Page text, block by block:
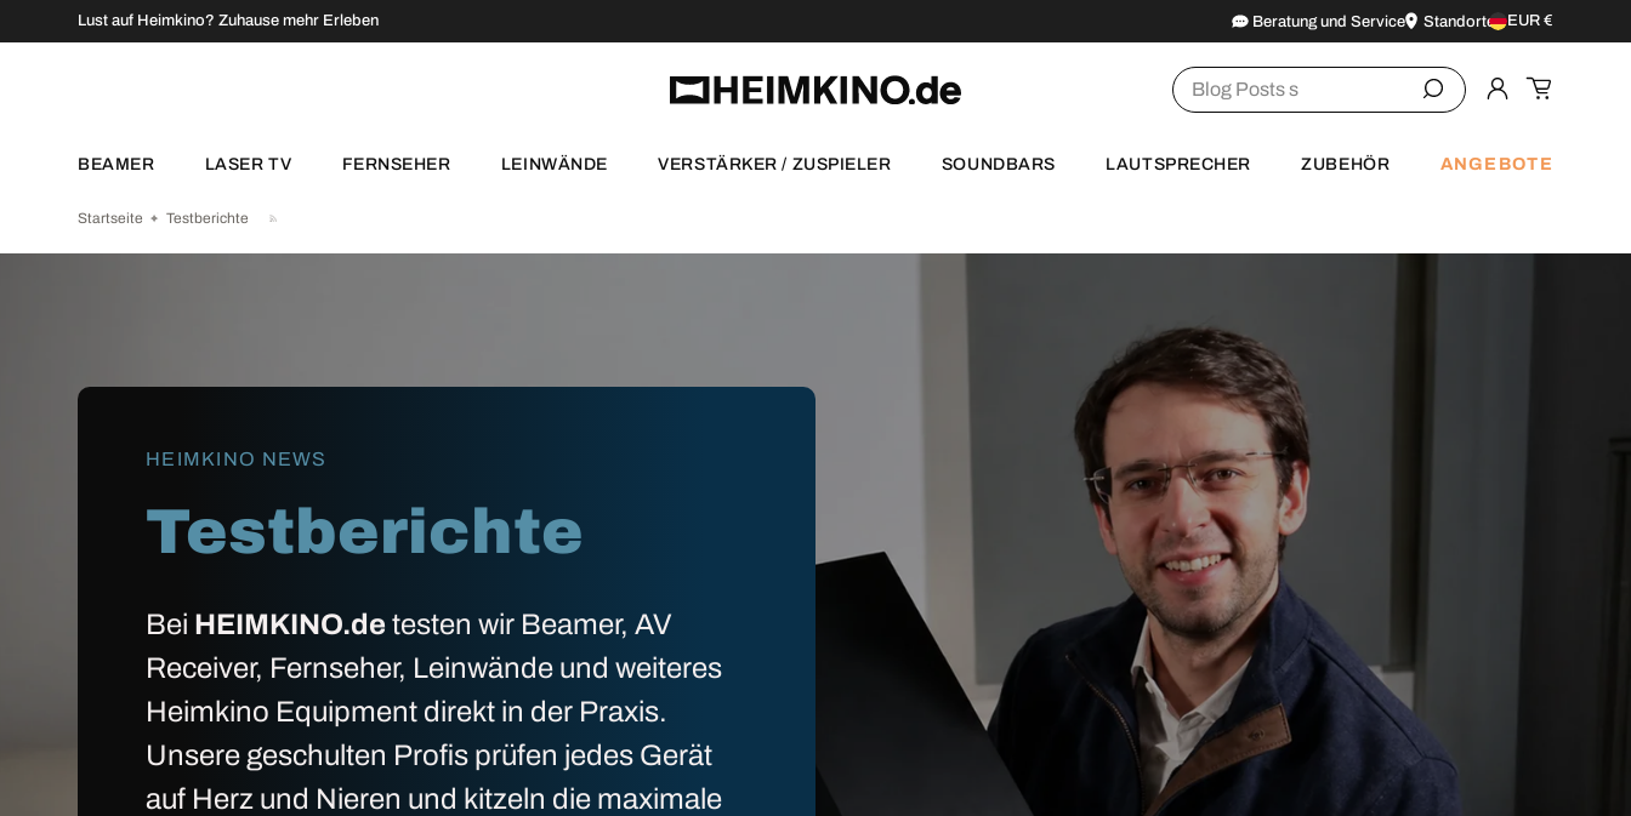
Zum Inhalt springen
Zum Menü springen
Fußzeile springen
Barrierefreiheits-Widget öffnen
DIREKT ZUM INHALT
Lust auf Heimkino? Zuhause mehr Erleben Beratung und Service StandorteLand/Region
EUR €
Suchen
Einloggen
BEAMER LASER TV FERNSEHER LEINWÄNDE VERSTÄRKER / ZUSPIELER SOUNDBARS LAUTSPRECHER ZUBEHÖR ANGEBOTE
Startseite Testberichte
HEIMKINO NEWS
Testberichte
Bei HEIMKINO.de testen wir Beamer, AV
Receiver, Fernseher, Leinwände und weiteres
Heimkino Equipment direkt in der Praxis.
Unsere geschulten Profis prüfen jedes Gerät
auf Herz und Nieren und kitzeln die maximale